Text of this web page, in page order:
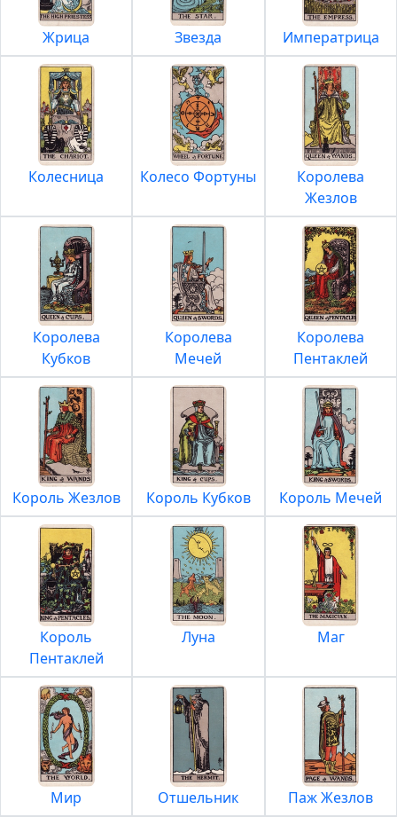
Жрица Звезда Императрица
Колесница Колесо Фортуны
Королева
Жезлов
Королева
Кубков
Королева
Мечей
Королева
Пентаклей
Король Жезлов Король Кубков Король Мечей
Король
Пентаклей
Луна Маг
Мир Отшельник Паж Жезлов